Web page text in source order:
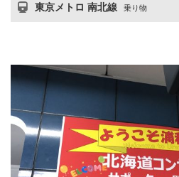
東京メトロ 南北線 乗り物